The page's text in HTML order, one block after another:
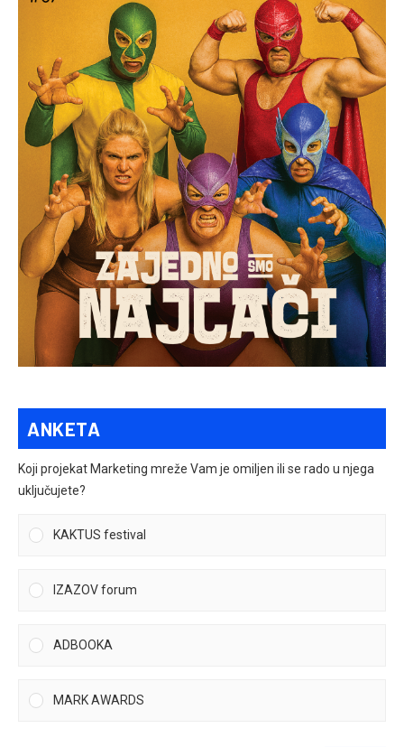
ANKETA
Koji projekat Marketing mreže Vam je omiljen ili se rado u njega
uključujete?
KAKTUS festival
IZAZOV forum
ADBOOKA
MARK AWARDS